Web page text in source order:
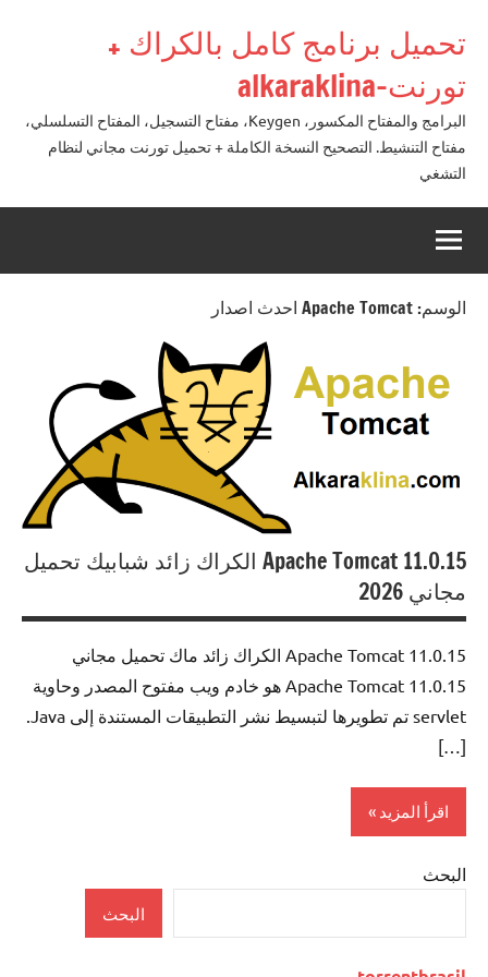
تحميل برنامج كامل بالكراك +
تورنت-alkaraklina
البرامج والمفتاح المكسور، Keygen، مفتاح التسجيل، المفتاح التسلسلي،
مفتاح التنشيط. التصحيح النسخة الكاملة + تحميل تورنت مجاني لنظام
التشغي
الوسم: Apache Tomcat احدث اصدار
Apache Tomcat 11.0.15 الكراك زائد شبابيك تحميل
مجاني 2026
Apache Tomcat 11.0.15 الكراك زائد ماك تحميل مجاني
Apache Tomcat 11.0.15 هو خادم ويب مفتوح المصدر وحاوية
[…]
اقرأ المزيد
Internet
البحث
البحث